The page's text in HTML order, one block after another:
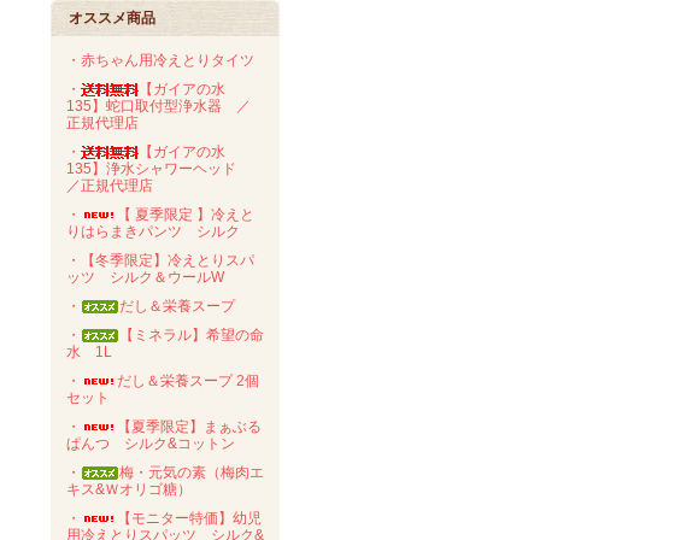
オススメ商品
・赤ちゃん用冷えとりタイツ
・
【ガイアの水
135】蛇口取付型浄水器 ／
正規代理店
・
【ガイアの水
135】浄水シャワーヘッド
／正規代理店
・
【 夏季限定 】冷えと
りはらまきパンツ シルク
・【冬季限定】冷えとりスパ
ッツ シルク＆ウールW
・
だし＆栄養スープ
・
【ミネラル】希望の命
水 1L
・
だし＆栄養スープ 2個
セット
・
【夏季限定】まぁぶる
ぱんつ シルク&コットン
・
梅・元気の素（梅肉エ
キス&Ｗオリゴ糖）
・
【モニター特価】幼児
用冷えとりスパッツ シルク&